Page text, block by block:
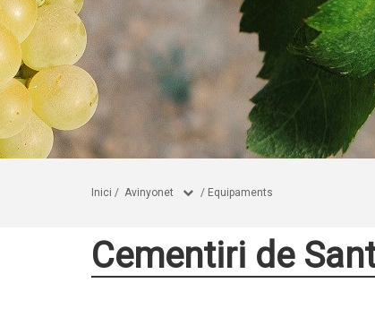
Inici / Avinyonet / Equipaments
Cementiri de